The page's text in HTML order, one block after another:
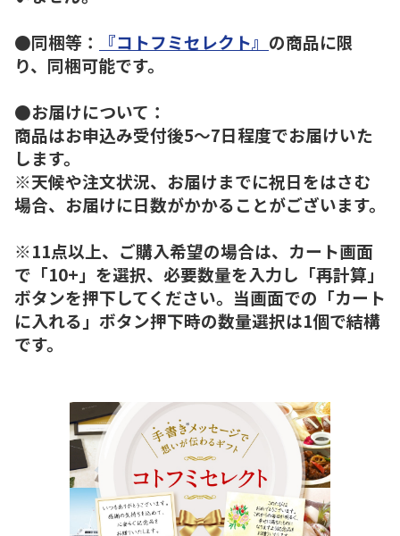
●同梱等：
『コトフミセレクト』 の商品に限
り、同梱可能です。
●お届けについて：
商品はお申込み受付後5～7日程度でお届けいた
します。
※天候や注文状況、お届けまでに祝日をはさむ
場合、お届けに日数がかかることがございます。
※11点以上、ご購入希望の場合は、カート画面
で「10+」を選択、必要数量を入力し「再計算」
ボタンを押下してください。当画面での「カート
に入れる」ボタン押下時の数量選択は1個で結構
です。